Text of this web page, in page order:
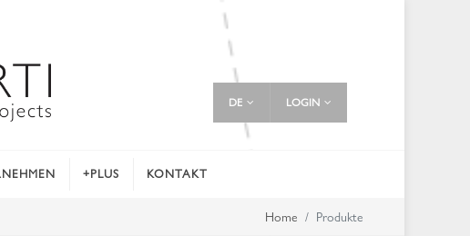
DE LOGIN
+PLUS KONTAKT
Home Produkte